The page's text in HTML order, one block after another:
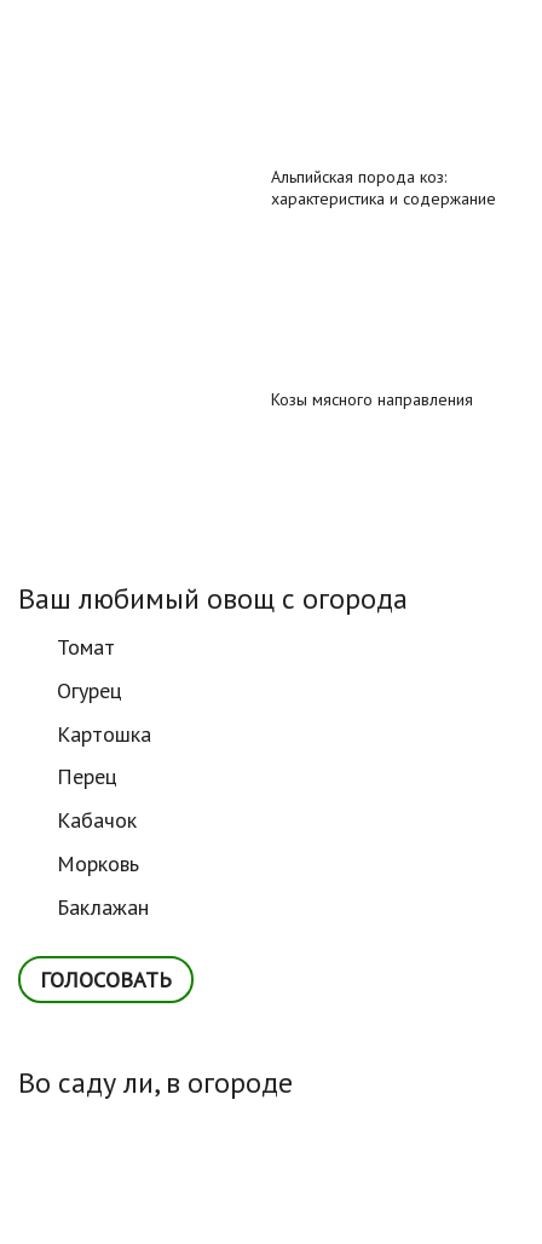
Альпийская порода коз:
характеристика и содержание
Козы мясного направления
Ваш любимый овощ с огорода
Томат
Огурец
Картошка
Перец
Кабачок
Морковь
Баклажан
Во саду ли, в огороде